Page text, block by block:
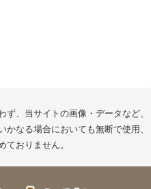
、当サイトの画像・データなど、
なる場合においても無断で使用、
ておりません。